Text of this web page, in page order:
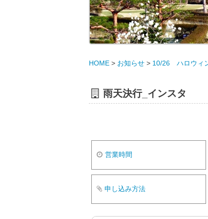
HOME > お知らせ > 10/26 ハロウィ
雨天決行_インスタ
営業時間
申し込み方法